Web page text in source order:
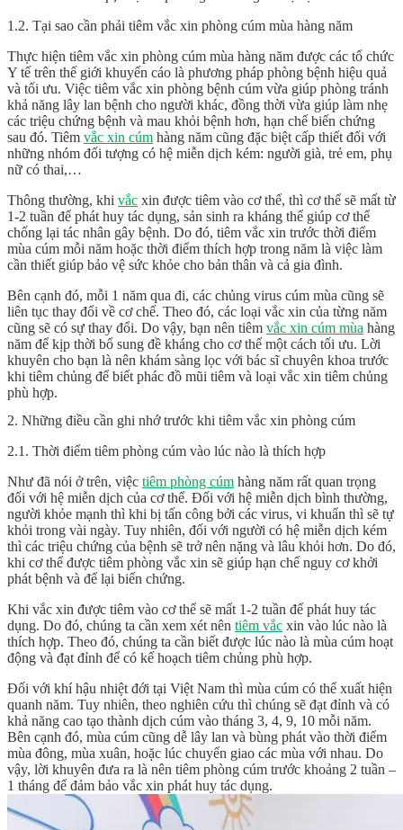
1.2. Tại sao cần phải tiêm vắc xin phòng cúm mùa hàng năm
Thực hiện tiêm vắc xin phòng cúm mùa hàng năm được các tổ chức
Y tế trên thế giới khuyến cáo là phương pháp phòng bệnh hiệu quả
và tối ưu. Việc tiêm vắc xin phòng bệnh cúm vừa giúp phòng tránh
khả năng lây lan bệnh cho người khác, đồng thời vừa giúp làm nhẹ
các triệu chứng bệnh và mau khỏi bệnh hơn, hạn chế biến chứng
sau đó. Tiêm vắc xin cúm hàng năm cũng đặc biệt cấp thiết đối với
những nhóm đối tượng có hệ miễn dịch kém: người già, trẻ em, phụ
nữ có thai,…
Thông thường, khi vắc xin được tiêm vào cơ thể, thì cơ thể sẽ mất từ
1-2 tuần để phát huy tác dụng, sản sinh ra kháng thể giúp cơ thể
chống lại tác nhân gây bệnh. Do đó, tiêm vắc xin trước thời điểm
mùa cúm mỗi năm hoặc thời điểm thích hợp trong năm là việc làm
cần thiết giúp bảo vệ sức khỏe cho bản thân và cả gia đình.
Bên cạnh đó, mỗi 1 năm qua đi, các chủng virus cúm mùa cũng sẽ
liên tục thay đổi về cơ chế. Theo đó, các loại vắc xin của từng năm
cũng sẽ có sự thay đổi. Do vậy, bạn nên tiêm vắc xin cúm mùa hàng
năm để kịp thời bổ sung đề kháng cho cơ thể một cách tối ưu. Lời
khuyên cho bạn là nên khám sàng lọc với bác sĩ chuyên khoa trước
khi tiêm chủng để biết phác đồ mũi tiêm và loại vắc xin tiêm chủng
phù hợp.
2. Những điều cần ghi nhớ trước khi tiêm vắc xin phòng cúm
2.1. Thời điểm tiêm phòng cúm vào lúc nào là thích hợp
Như đã nói ở trên, việc tiêm phòng cúm hàng năm rất quan trọng
đối với hệ miễn dịch của cơ thể. Đối với hệ miễn dịch bình thường,
người khỏe mạnh thì khi bị tấn công bởi các virus, vi khuẩn thì sẽ tự
khỏi trong vài ngày. Tuy nhiên, đối với người có hệ miễn dịch kém
thì các triệu chứng của bệnh sẽ trở nên nặng và lâu khỏi hơn. Do đó,
khi cơ thể được tiêm phòng vắc xin sẽ giúp hạn chế nguy cơ khởi
phát bệnh và để lại biến chứng.
Khi vắc xin được tiêm vào cơ thể sẽ mất 1-2 tuần để phát huy tác
dụng. Do đó, chúng ta cần xem xét nên tiêm vắc xin vào lúc nào là
thích hợp. Theo đó, chúng ta cần biết được lúc nào là mùa cúm hoạt
động và đạt đỉnh để có kế hoạch tiêm chủng phù hợp.
Đối với khí hậu nhiệt đới tại Việt Nam thì mùa cúm có thể xuất hiện
quanh năm. Tuy nhiên, theo nghiên cứu thì chúng sẽ đạt đỉnh và có
khả năng cao tạo thành dịch cúm vào tháng 3, 4, 9, 10 mỗi năm.
Bên cạnh đó, mùa cúm cũng dễ lây lan và bùng phát vào thời điểm
mùa đông, mùa xuân, hoặc lúc chuyển giao các mùa với nhau. Do
vậy, lời khuyên đưa ra là nên tiêm phòng cúm trước khoảng 2 tuần –
1 tháng để đảm bảo vắc xin phát huy tác dụng.